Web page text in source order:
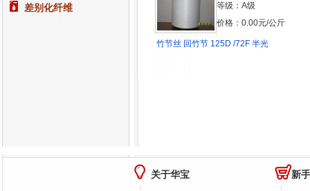
差别化纤维
等级：A级
价格：0.00元/公斤
竹节丝 回竹节 125D /72F 半光
关于华宝 新